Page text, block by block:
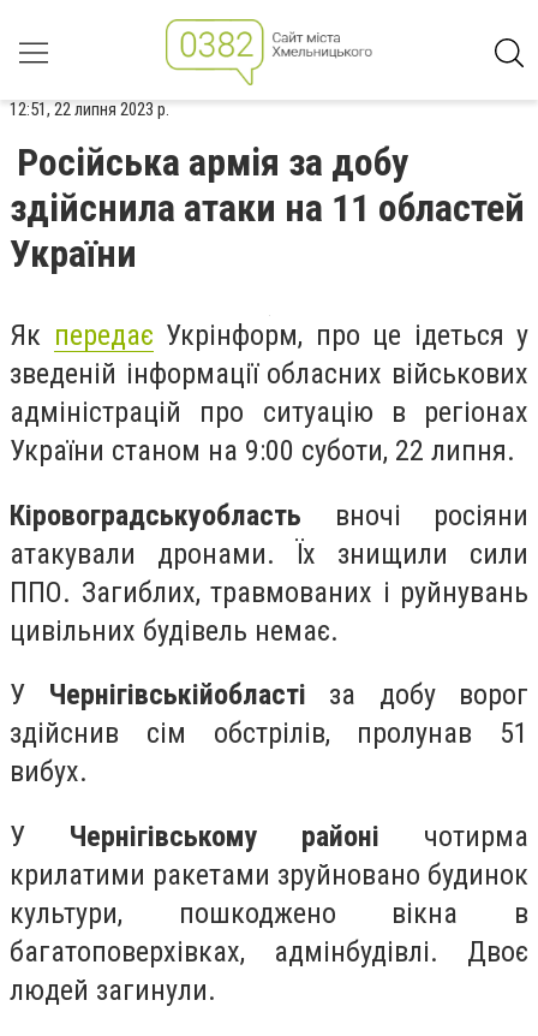
12:51, 22 липня 2023 р.
Російська армія за добу
здійснила атаки на 11 областей
України
Як передає Укрінформ, про це ідеться у
зведеній інформації обласних військових
адміністрацій про ситуацію в регіонах
України станом на 9:00 суботи, 22 липня.
Кіровоградськуобласть вночі росіяни
атакували дронами. Їх знищили сили
ППО. Загиблих, травмованих і руйнувань
цивільних будівель немає.
У Чернігівськійобласті за добу ворог
здійснив сім обстрілів, пролунав 51
вибух.
У Чернігівському районі чотирма
крилатими ракетами зруйновано будинок
культури, пошкоджено вікна в
багатоповерхівках, адмінбудівлі. Двоє
людей загинули.